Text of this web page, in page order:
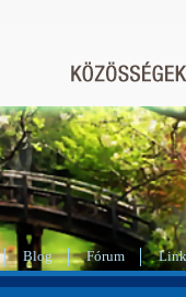
Blog Fórum